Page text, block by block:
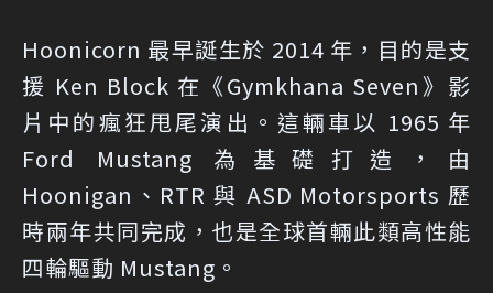
Hoonicorn 最早誕生於 2014 年，目的是支
援 Ken Block 在《Gymkhana Seven》影
片中的瘋狂甩尾演出。這輛車以 1965 年
Ford Mustang 為基礎打造，由
Hoonigan、RTR 與 ASD Motorsports 歷
時兩年共同完成，也是全球首輛此類高性能
四輪驅動 Mustang。